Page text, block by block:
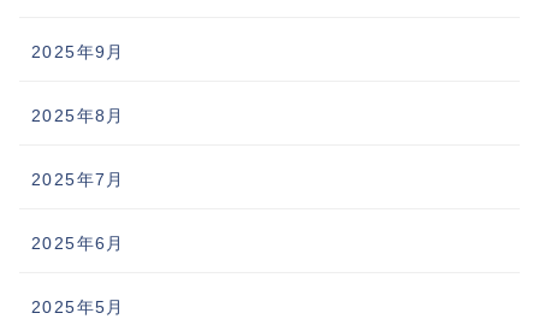
2025年9月
2025年8月
2025年7月
2025年6月
2025年5月